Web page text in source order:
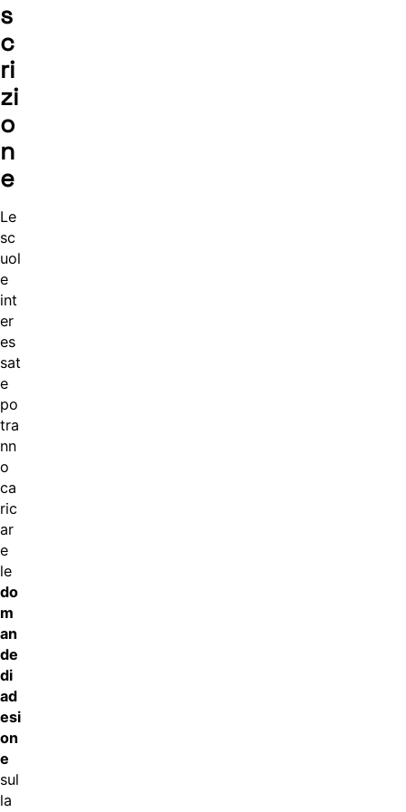
s
c
ri
zi
o
n
e
Le
sc
uol
e
int
er
es
sat
e
po
tra
nn
o
ca
ric
ar
e
le
do
m
an
de
di
ad
esi
on
e
sul
la